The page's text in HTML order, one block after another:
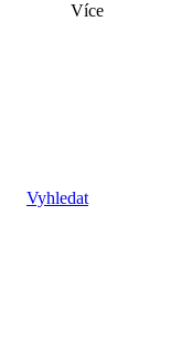
Více
Vyhledat